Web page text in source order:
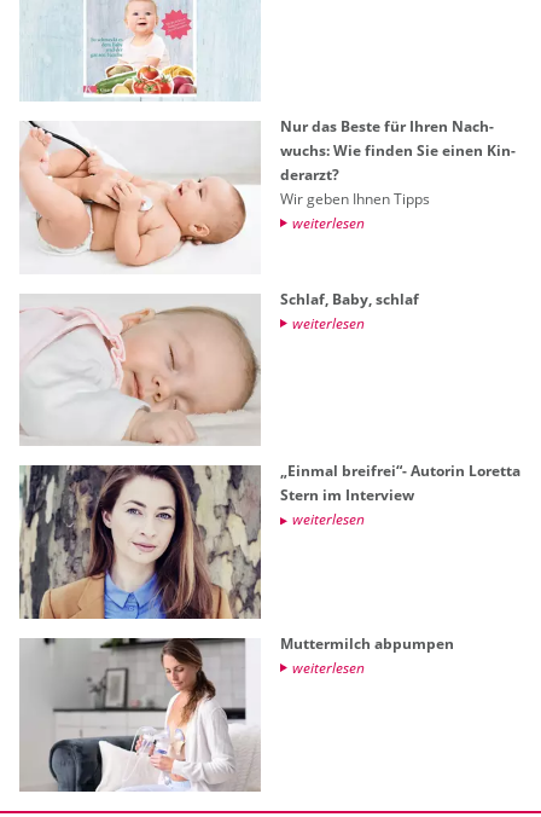
Nur das Beste für Ihren Nach­
wuchs: Wie fin­den Sie einen Kin­
der­arzt?
Wir geben Ihnen Tipps
wei­ter­le­sen
Schlaf, Baby, schlaf
wei­ter­le­sen
„Ein­mal breifrei“- Au­to­rin Lo­ret­ta
Stern im In­ter­view
wei­ter­le­sen
Mut­ter­milch ab­pum­pen
wei­ter­le­sen